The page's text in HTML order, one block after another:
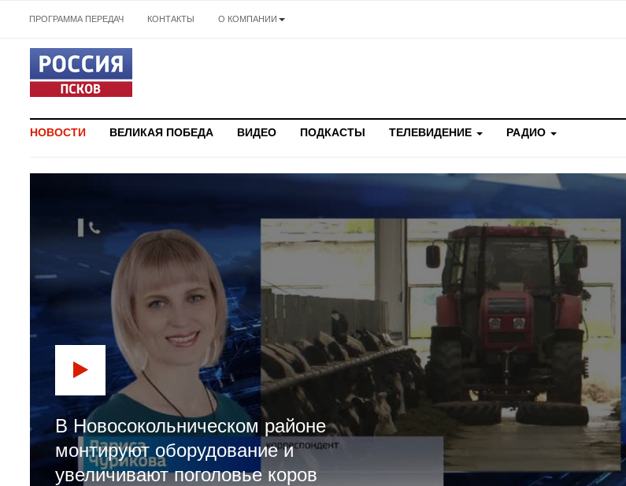
ПРОГРАММА ПЕРЕДАЧ КОНТАКТЫ О КОМПАНИИ
НОВОСТИ ВЕЛИКАЯ ПОБЕДА ВИДЕО ПОДКАСТЫ ТЕЛЕВИДЕНИЕ РАДИО
В Новосокольническом районе
монтируют оборудование и
увеличивают поголовье коров